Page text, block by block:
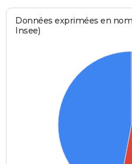
Données exprimées en
Insee)